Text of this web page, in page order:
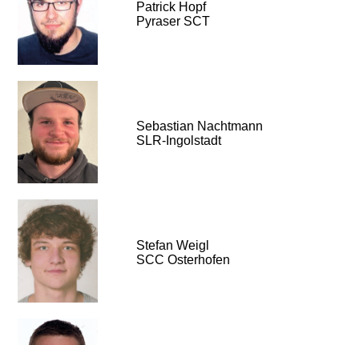
Patrick Hopf
Pyraser SCT
Sebastian Nachtmann
SLR-Ingolstadt
Stefan Weigl
SCC Osterhofen